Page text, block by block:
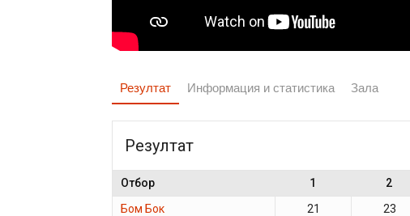
Резултат Информация и статистика Зала
Резултат
Отбор 1 2
Бом Бок
21 23